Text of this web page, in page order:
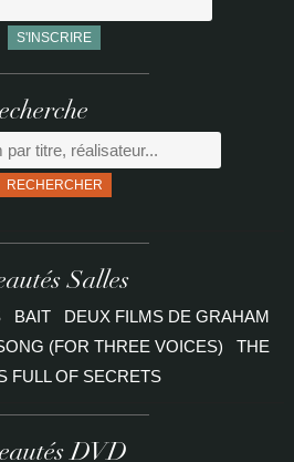
RECHERCHER
Salles
BAIT
DEUX FILMS DE GRAHAM
(FOR THREE VOICES)
THE
FULL OF SECRETS
DVD